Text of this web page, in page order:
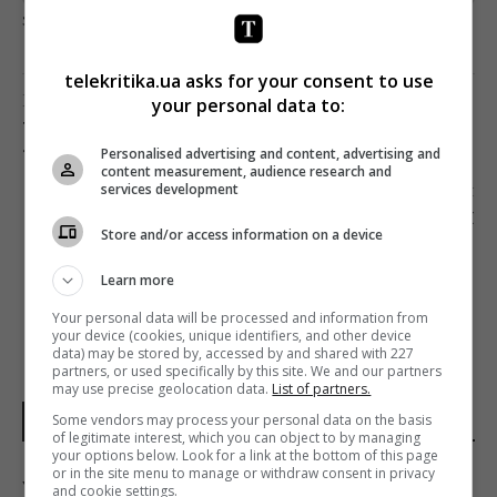
загрузка...
Попередня стаття
ТЕЛЕПРЕМ’ЄРУ «СКАЖЕНЕ ВЕСІЛЛЯ-2» НА
«1+1» ПОДИВИЛИСЯ ПОНАД 3 МІЛЬЙОНИ
Наступна стаття
СТАЛА ВІДОМА ДАТА ПРЕМ’ЄРИ НОВИХ
«АФЕРИСТІВ У МЕРЕЖАХ»
НОВИНИ УКРАЇНИ І СВІТУ
У Косово образились на Україну та зняли
telekritika.ua asks for your consent to use
your personal data to:
Personalised advertising and content, advertising and
content measurement, audience research and
services development
Store and/or access information on a device
Learn more
Your personal data will be processed and information from
your device (cookies, unique identifiers, and other device
data) may be stored by, accessed by and shared with 227
partners, or used specifically by this site. We and our partners
may use precise geolocation data. List of partners.
Some vendors may process your personal data on the basis
of legitimate interest, which you can object to by managing
your options below. Look for a link at the bottom of this page
or in the site menu to manage or withdraw consent in privacy
and cookie settings.